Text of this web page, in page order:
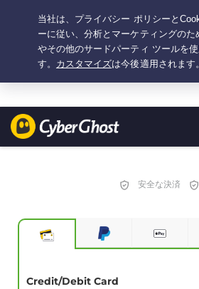
選択プラン：3.3333333333333年間 $
安全な決済
Credit/Debit Card